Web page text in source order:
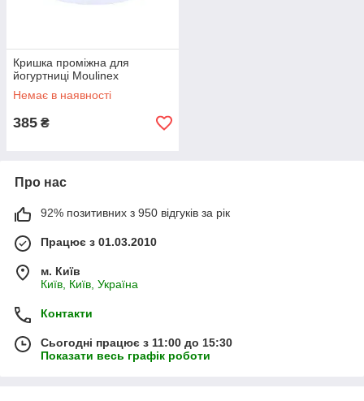
Кришка проміжна для
йогуртниці Moulinex
Немає в наявності
385 ₴
Про нас
92% позитивних з 950 відгуків за рік
Працює з 01.03.2010
м. Київ
Київ, Київ, Україна
Контакти
Сьогодні працює з 11:00 до 15:30
Показати весь графік роботи